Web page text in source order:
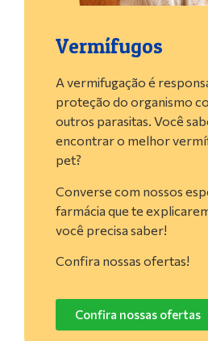
Vermífugos
A vermifugação é
proteção do organismo
outros parasitas. Você
encontrar o melhor
pet?
Converse com nossos
farmácia que te
você precisa saber!
Confira nossas ofertas!
Confira nossas ofertas